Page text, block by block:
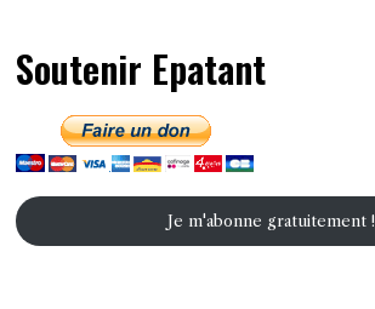
Soutenir Epatant
Je m'abonne gratuitement !